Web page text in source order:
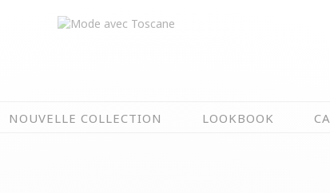
NOUVELLE COLLECTION LOOKBOOK